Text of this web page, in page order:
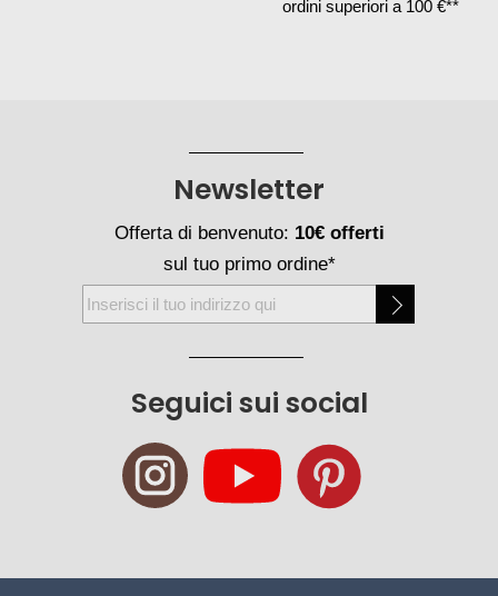
ordini superiori a 100 €**
Seguici sui social
Newsletter
Offerta di benvenuto: 10€ offerti
sul tuo primo ordine*
Iscriviti
alla